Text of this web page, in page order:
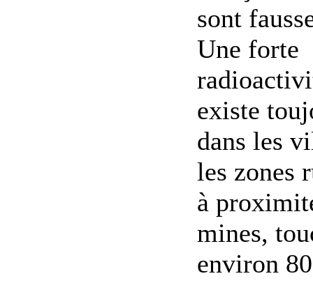
sont
Une forte
existe
dans les
les zones
à
mines,
environ